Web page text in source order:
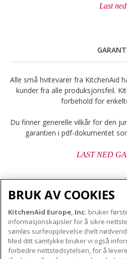
Last ned
Alle små hvitevarer fra KitchenAid
kunder fra alle produksjonsfeil.
forbehold for
Du finner generelle vilkår for den
garantien i pdf-dokumentet
LAST NED
OM KITCHENAID
Merkets kjerne
Merkehistorie
VÅRE PRODUKTER
BRUK AV COOKIES
KitchenAid Europe, Inc. bruker
informasjonskapsler for å sikre
sømløs surfeopplevelse (helt
Med ditt samtykke bruker vi også
forbedre nettstedsytelsen, for å